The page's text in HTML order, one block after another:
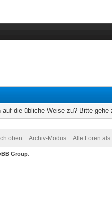
die übliche Weise zu? Bitte
oben Archiv-Modus Alle Foren
Group.